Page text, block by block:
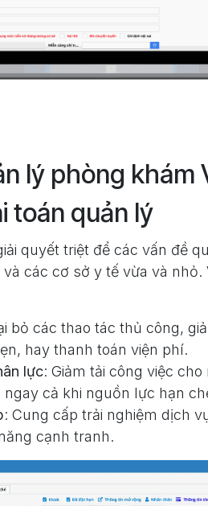
lý phòng khám
toán quản lý
quyết triệt để các vấn đề
các cơ sở y tế vừa và nhỏ.
bỏ các thao tác thủ công,
hay thanh toán viện phí.
lực: Giảm tải công việc
cả khi nguồn lực hạn
: Cung cấp trải nghiệm dịch
cạnh tranh.